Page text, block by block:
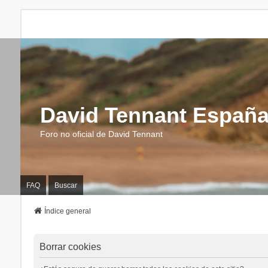
David Tennant
Foro no oficial de David Tennant
FAQ Buscar
Índice general
Borrar cookies